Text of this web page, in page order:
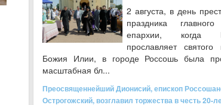
2 августа, в день
праздника
епархии, когда
прославляет святого
Божия Илии, в городе Россошь была
масштабная бл...
Преосвященнейший Дионисий, епископ
Острогожский, возглавил торжества в честь 20-